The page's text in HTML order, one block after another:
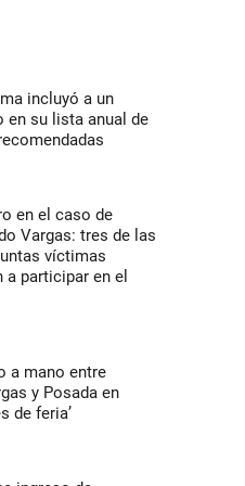
incluyó a un
en su lista anual de
en el caso de
Vargas: tres de las
víctimas
a participar en el
a mano entre
y Posada en
de feria’